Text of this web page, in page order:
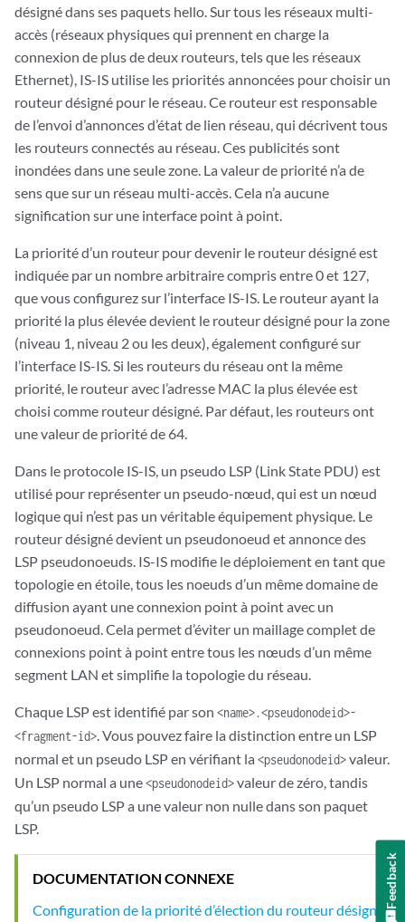
désigné dans ses paquets hello. Sur tous les réseaux multi-
accès (réseaux physiques qui prennent en charge la
connexion de plus de deux routeurs, tels que les réseaux
Ethernet), IS-IS utilise les priorités annoncées pour choisir un
routeur désigné pour le réseau. Ce routeur est responsable
de l’envoi d’annonces d’état de lien réseau, qui décrivent tous
les routeurs connectés au réseau. Ces publicités sont
inondées dans une seule zone. La valeur de priorité n’a de
sens que sur un réseau multi-accès. Cela n’a aucune
signification sur une interface point à point.
La priorité d’un routeur pour devenir le routeur désigné est
indiquée par un nombre arbitraire compris entre 0 et 127,
que vous configurez sur l’interface IS-IS. Le routeur ayant la
priorité la plus élevée devient le routeur désigné pour la zone
(niveau 1, niveau 2 ou les deux), également configuré sur
l’interface IS-IS. Si les routeurs du réseau ont la même
priorité, le routeur avec l’adresse MAC la plus élevée est
choisi comme routeur désigné. Par défaut, les routeurs ont
une valeur de priorité de 64.
Dans le protocole IS-IS, un pseudo LSP (Link State PDU) est
utilisé pour représenter un pseudo-nœud, qui est un nœud
logique qui n’est pas un véritable équipement physique. Le
routeur désigné devient un pseudonoeud et annonce des
LSP pseudonoeuds. IS-IS modifie le déploiement en tant que
topologie en étoile, tous les noeuds d’un même domaine de
diffusion ayant une connexion point à point avec un
pseudonoeud. Cela permet d’éviter un maillage complet de
connexions point à point entre tous les nœuds d’un même
segment LAN et simplifie la topologie du réseau.
Chaque LSP est identifié par son <name>.<pseudonodeid>-
<fragment-id>. Vous pouvez faire la distinction entre un LSP
normal et un pseudo LSP en vérifiant la <pseudonodeid>valeur.
Un LSP normal a une<pseudonodeid>valeur de zéro, tandis
qu’un pseudo LSP a une valeur non nulle dans son paquet
LSP.
DOCUMENTATION CONNEXE
Configuration de la priorité d’élection du routeur désigné
Feedback